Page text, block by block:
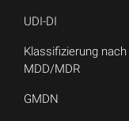
UDI-DI
Klassifizierung nach
MDD/MDR
GMDN